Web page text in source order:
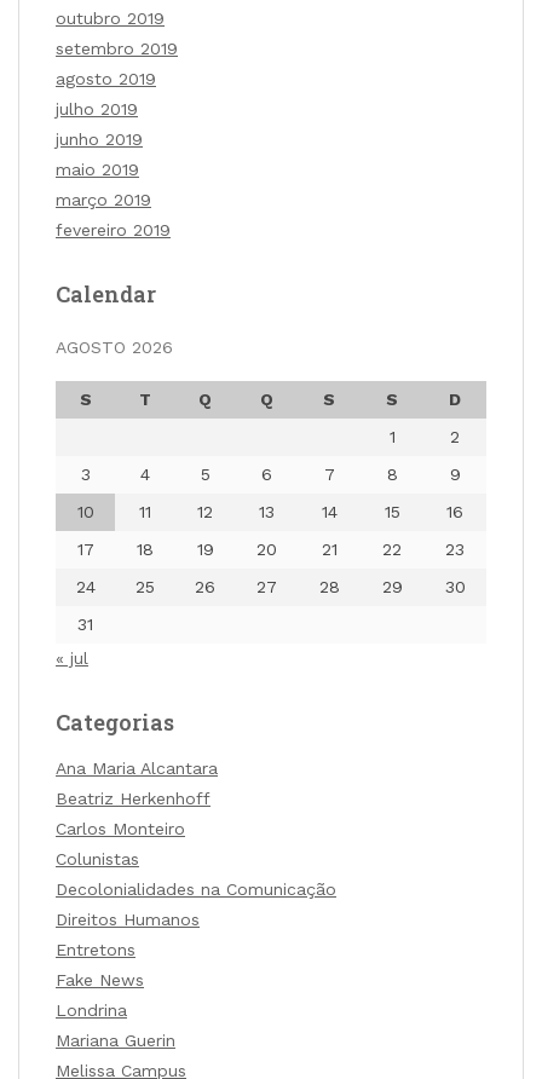
outubro 2019
setembro 2019
agosto 2019
julho 2019
junho 2019
maio 2019
março 2019
fevereiro 2019
Calendar
AGOSTO 2026
S T Q Q S S
D
1
2
3
4 5 6 7 8
9
10
11 12 13 14 15
16
17
18 19 20 21 22
23
24
25 26 27 28 29
30
31
« jul
Categorias
Ana Maria Alcantara
Beatriz Herkenhoff
Carlos Monteiro
Colunistas
Decolonialidades na Comunicação
Direitos Humanos
Entretons
Fake News
Londrina
Mariana Guerin
Melissa Campus